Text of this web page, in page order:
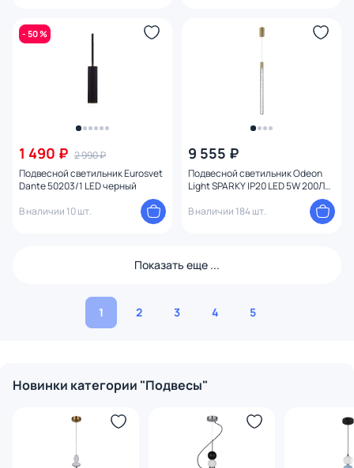
- 50 %
1 490 ₽ 2 990 ₽
Подвесной светильник Eurosvet
Dante 50203/1 LED черный
В наличии 10 шт.
9 555 ₽
Подвесной светильник Odeon
Light SPARKY IP20 LED 5W 200Лм
В наличии 184 шт.
Показать еще ...
1 2 3 4 5
Новинки категории "Подвесы"